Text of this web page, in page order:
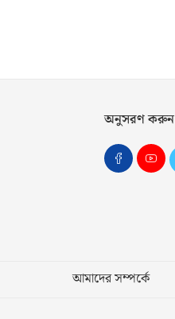
অনুসরণ করুন
আমাদের সম্পর্কে